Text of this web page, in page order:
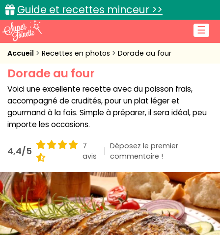
☰
Guide et recettes minceur >>
Accueil
Recettes de cuisine
Cuisine pratique
L'actu cuisine
Accueil Recettes en photos Dorade au four
Dorade au four
Voici une excellente recette avec du poisson frais,
accompagné de crudités, pour un plat léger et
gourmand à la fois. Simple à préparer, il sera idéal, peu
importe les occasions.
4,4/5
7
avis
Déposez le premier
commentaire !